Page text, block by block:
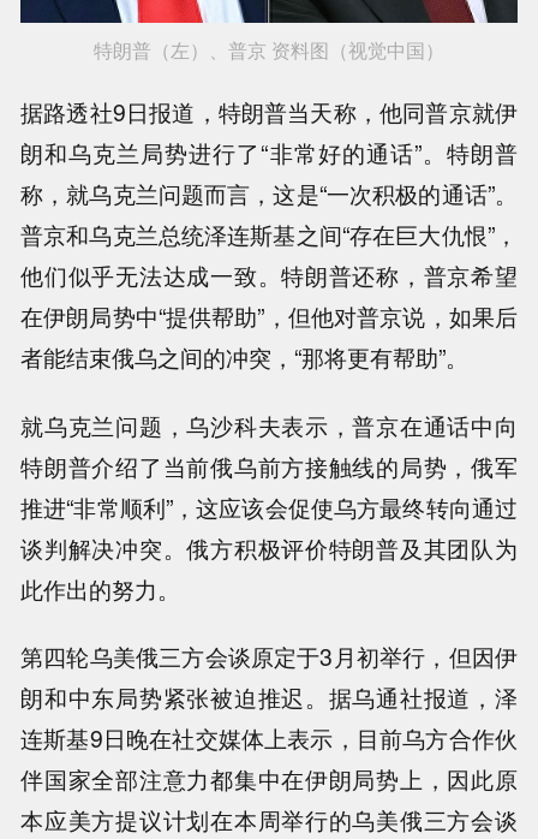
特朗普（左）、普京 资料图（视觉中国）
据路透社9日报道，特朗普当天称，他同普京就伊
朗和乌克兰局势进行了“非常好的通话”。特朗普
称，就乌克兰问题而言，这是“一次积极的通话”。
普京和乌克兰总统泽连斯基之间“存在巨大仇恨”，
他们似乎无法达成一致。特朗普还称，普京希望
在伊朗局势中“提供帮助”，但他对普京说，如果后
者能结束俄乌之间的冲突，“那将更有帮助”。
就乌克兰问题，乌沙科夫表示，普京在通话中向
特朗普介绍了当前俄乌前方接触线的局势，俄军
推进“非常顺利”，这应该会促使乌方最终转向通过
谈判解决冲突。俄方积极评价特朗普及其团队为
此作出的努力。
第四轮乌美俄三方会谈原定于3月初举行，但因伊
朗和中东局势紧张被迫推迟。据乌通社报道，泽
连斯基9日晚在社交媒体上表示，目前乌方合作伙
伴国家全部注意力都集中在伊朗局势上，因此原
本应美方提议计划在本周举行的乌美俄三方会谈